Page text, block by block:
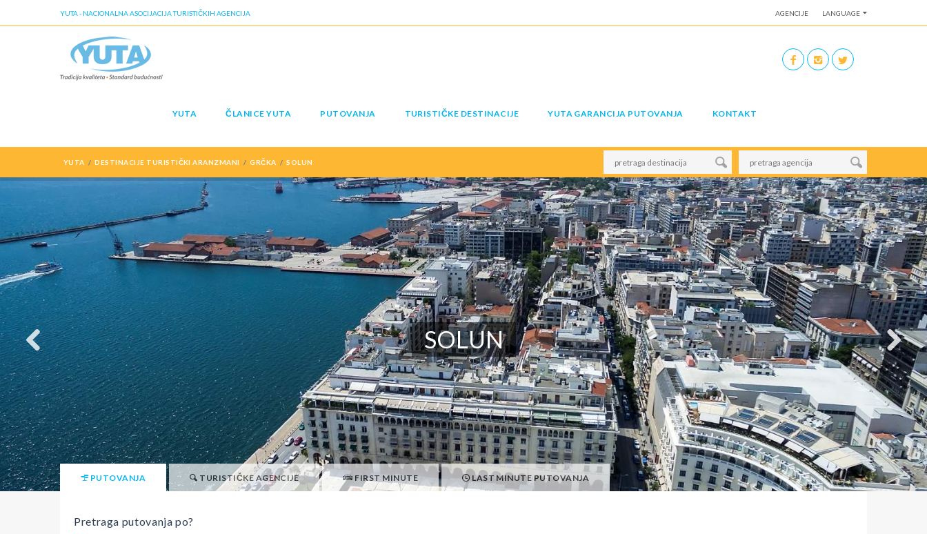
AGENCIJE LANGUAGE
YUTA - NACIONALNA ASOCIJACIJA TURISTIČKIH AGENCIJA
YUTA ČLANICE YUTA PUTOVANJA TURISTIČKE DESTINACIJE YUTA GARANCIJA PUTOVANJA KONTAKT
YUTA DESTINACIJE TURISTIČKI ARANZMANI GRČKA SOLUN
SOLUN
PUTOVANJA TURISTIČKE AGENCIJE FIRST MINUTE LAST MINUTE PUTOVANJA
Pretraga putovanja po?